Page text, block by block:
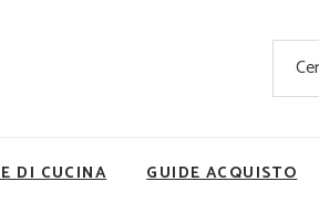
Cerca
DI CUCINA GUIDE ACQUISTO
Ricette Facili
Ricette Primi
Ricette Dolci
Ricette Carne